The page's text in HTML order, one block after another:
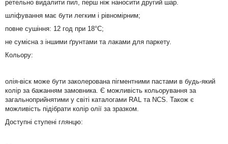
ретельно видалити пил, перш ніж наносити другий шар.
шліфування має бути легким і рівномірним;
повне сушіння: 12 год при 18°C;
не сумісна з іншими ґрунтами та лаками для паркету.
Кольору:
олія-віск може бути заколерована пігментними пастами в будь-який
колір за бажанням замовника. Є можливість кольорування за
загальноприйнятими у світі каталогами RAL та NCS. Також є
можливість підібрати колір олії за зразком.
Доступні ступені глянцю: